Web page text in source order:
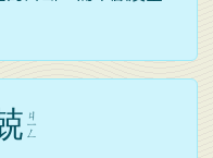
ㄐ
ㄧ
ㄥ